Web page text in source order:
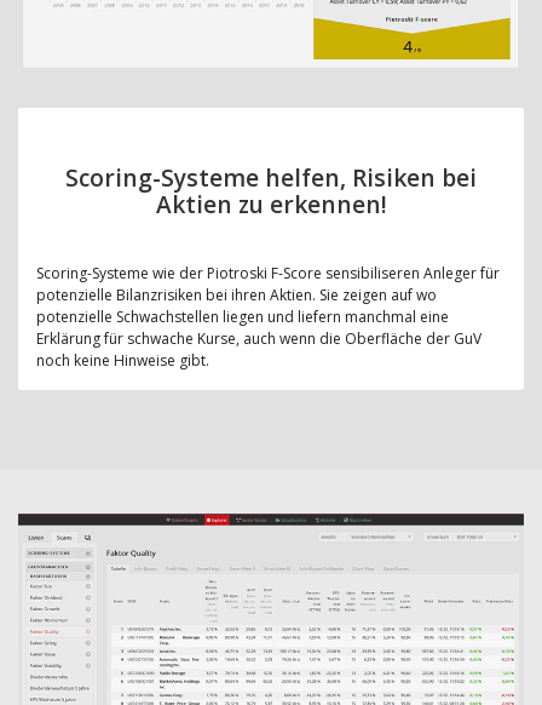
Scoring-Systeme helfen, Risiken bei
Aktien zu erkennen!
Scoring-Systeme wie der Piotroski F-Score sensibiliseren Anleger für
potenzielle Bilanzrisiken bei ihren Aktien. Sie zeigen auf wo
potenzielle Schwachstellen liegen und liefern manchmal eine
Erklärung für schwache Kurse, auch wenn die Oberfläche der GuV
noch keine Hinweise gibt.